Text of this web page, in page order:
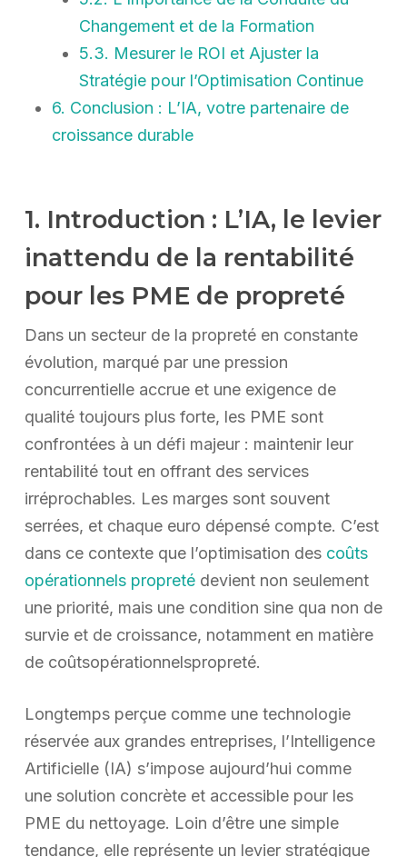
Changement et de la Formation
5.3. Mesurer le ROI et Ajuster la
Stratégie pour l’Optimisation Continue
6. Conclusion : L’IA, votre partenaire de
croissance durable
1. Introduction : L’IA, le levier
inattendu de la rentabilité
pour les PME de propreté
Dans un secteur de la propreté en constante
évolution, marqué par une pression
concurrentielle accrue et une exigence de
qualité toujours plus forte, les PME sont
confrontées à un défi majeur : maintenir leur
rentabilité tout en offrant des services
irréprochables. Les marges sont souvent
serrées, et chaque euro dépensé compte. C’est
dans ce contexte que l’optimisation des coûts
opérationnels propretédevient non seulement
une priorité, mais une condition sine qua non de
survie et de croissance, notamment en matière
de coûtsopérationnelspropreté.
Longtemps perçue comme une technologie
réservée aux grandes entreprises, l’Intelligence
Artificielle (IA) s’impose aujourd’hui comme
une solution concrète et accessible pour les
PME du nettoyage. Loin d’être une simple
tendance, elle représente un levier stratégique